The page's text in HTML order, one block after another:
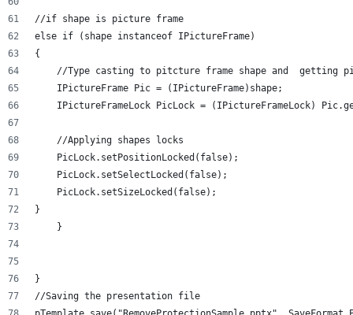
//if shape is picture frame
else if (shape instanceof IPictureFrame)
{
//Type casting to pitcture frame shape and  getting
    IPictureFrame Pic = (IPictureFrame)shape;
IPictureFrameLock PicLock = (IPictureFrameLock)
    //Applying shapes locks
    PicLock.setPositionLocked(false);
    PicLock.setSelectLocked(false);
    PicLock.setSizeLocked(false);
}
    }
}
//Saving the presentation file